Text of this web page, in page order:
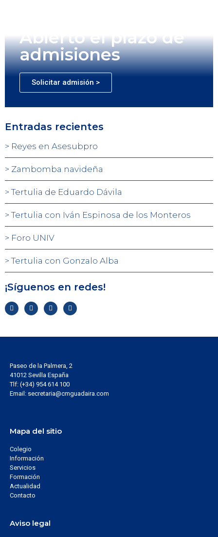
Abierto el plazo de
admisiones
Solicitar admisión >
Entradas recientes
Reyes en Asesubpro
Zambomba navideña
Tertulia de Eduardo Dávila
Tertulia con Iván Espinosa de los Monteros
Foro UNIV
Tertulia con Gonzalo Alba
¡Síguenos en redes!
Paseo de la Palmera, 2
41012 Sevilla España
Tlf: (+34) 954 614 100
Email: secretaria@cmguadaira.com
Mapa del sitio
Colegio
Información
Servicios
Formación
Actualidad
Contacto
Aviso legal